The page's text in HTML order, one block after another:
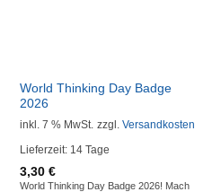
World Thinking Day Badge
2026
inkl. 7 % MwSt. zzgl. Versandkosten
Lieferzeit: 14 Tage
3,30 €
World Thinking Day Badge 2026! Mach